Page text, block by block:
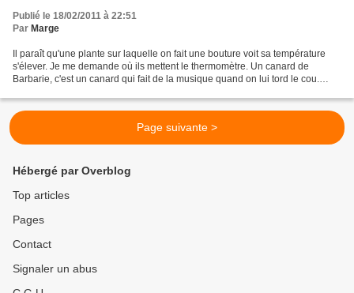
Publié le 18/02/2011 à 22:51
Par Marge
Il paraît qu'une plante sur laquelle on fait une bouture voit sa température
s'élever. Je me demande où ils mettent le thermomètre. Un canard de
Barbarie, c'est un canard qui fait de la musique quand on lui tord le cou.
Page suivante >
Hébergé par Overblog
Top articles
Pages
Contact
Signaler un abus